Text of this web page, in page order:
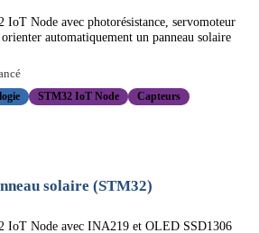
IoT Node avec photorésistance, servomoteur
automatiquement un panneau solaire
STM32 IoT Node
Capteurs
solaire (STM32)
IoT Node avec INA219 et OLED SSD1306